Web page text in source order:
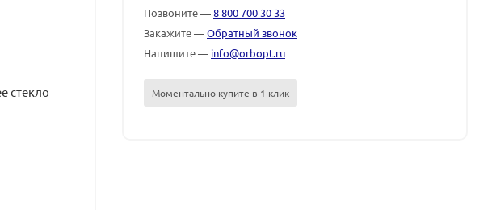
стекло
Позвоните —8 800 700 30 33
Закажите —Обратный звонок
Напишите — info@orbopt.ru
Моментально купите в 1 клик